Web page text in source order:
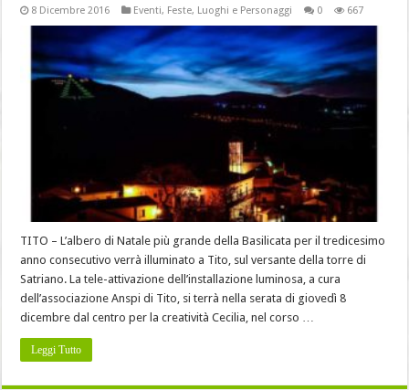
8 Dicembre 2016 Eventi, Feste, Luoghi e Personaggi 0 667
TITO – L’albero di Natale più grande della Basilicata per il tredicesimo
anno consecutivo verrà illuminato a Tito, sul versante della torre di
Satriano. La tele-attivazione dell’installazione luminosa, a cura
dell’associazione Anspi di Tito, si terrà nella serata di giovedì 8
dicembre dal centro per la creatività Cecilia, nel corso …
Leggi Tutto